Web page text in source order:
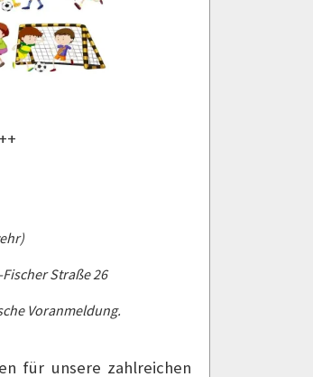
Straße 26
Voranmeldung.
für unsere zahlreichen